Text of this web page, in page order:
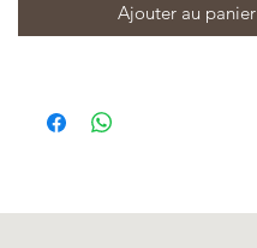
Ajouter au panier